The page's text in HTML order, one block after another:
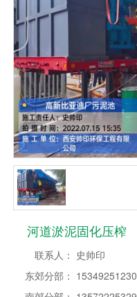
河道淤泥固化压榨
联系人： 史帅印
东郊分部： 15349251230